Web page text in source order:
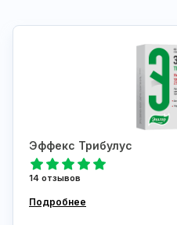
Эффекс Трибулус
14 отзывов
Подробнее